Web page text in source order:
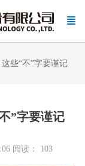
些“不”字要谨记
”字要谨记
阅读： 103